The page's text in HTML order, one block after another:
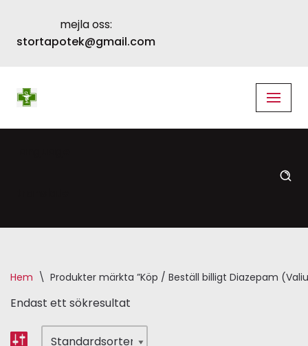
Skip
mejla oss:
stortapotek@gmail.com
Hem \ Produkter märkta ”Köp / Beställ billigt Diazepam
Endast ett sökresultat